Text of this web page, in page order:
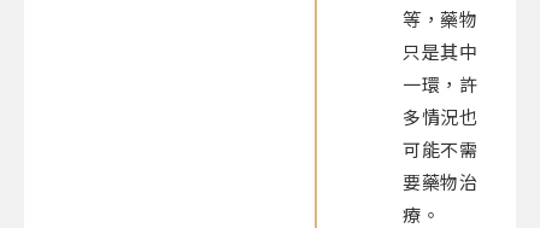
等，藥物
只是其中
一環，許
多情況也
可能不需
要藥物治
療。